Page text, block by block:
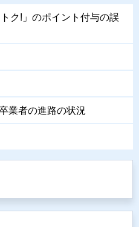
ク!」のポイント付与の誤
業者の進路の状況